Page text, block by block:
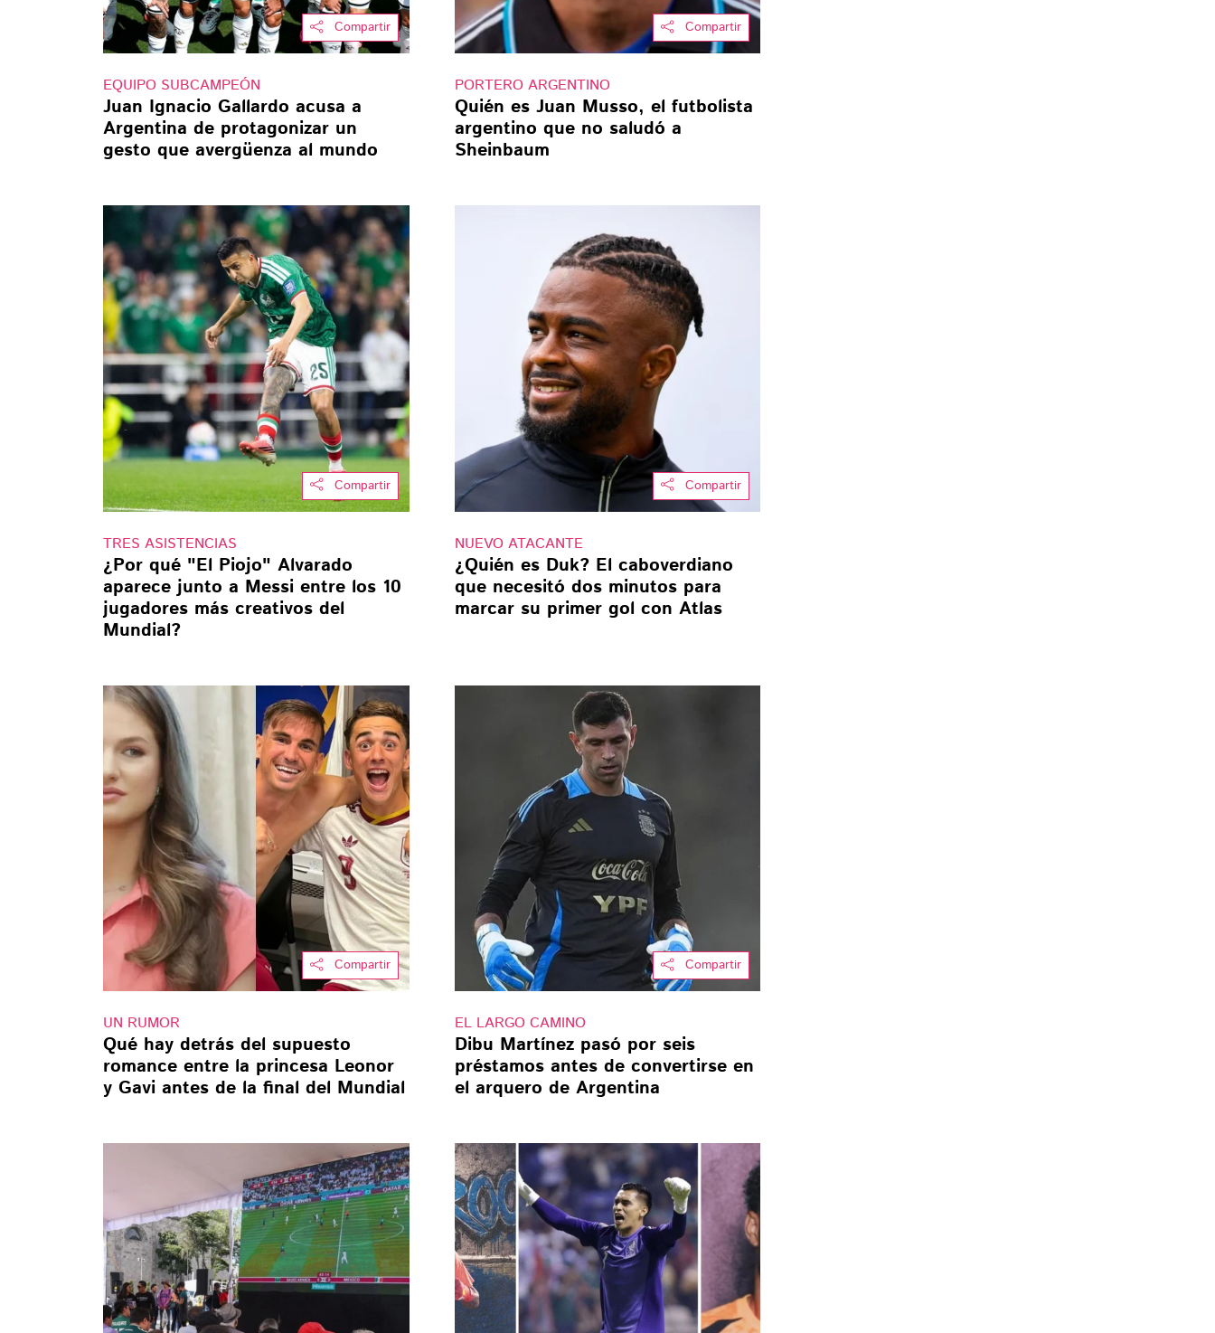
Compartir
EQUIPO SUBCAMPEÓN
Juan Ignacio Gallardo acusa a
Argentina de protagonizar un
gesto que avergüenza al mundo
Compartir
PORTERO ARGENTINO
Quién es Juan Musso, el futbolista
argentino que no saludó a
Sheinbaum
Compartir
TRES ASISTENCIAS
¿Por qué "El Piojo" Alvarado
aparece junto a Messi entre los 10
jugadores más creativos del
Mundial?
Compartir
NUEVO ATACANTE
¿Quién es Duk? El caboverdiano
que necesitó dos minutos para
marcar su primer gol con Atlas
Compartir
UN RUMOR
Qué hay detrás del supuesto
romance entre la princesa Leonor
y Gavi antes de la final del Mundial
Compartir
EL LARGO CAMINO
Dibu Martínez pasó por seis
préstamos antes de convertirse en
el arquero de Argentina